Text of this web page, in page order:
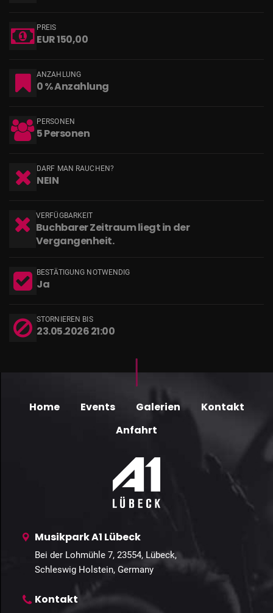
PREIS
EUR 150,00
ANZAHLUNG
0 % Anzahlung
PERSONEN
5 Personen
DARF MAN RAUCHEN?
NEIN
VERFÜGBARKEIT
Buchbarer Zeitraum liegt in der
Vergangenheit.
BESTÄTIGUNG NOTWENDIG
Ja
STORNIEREN BIS
23.05.2026 21:00
Home Events Galerien
Kontakt
Anfahrt
Musikpark A1 Lübeck
Bei der Lohmühle 7, 23554, Lübeck,
Schleswig Holstein, Germany
Kontakt